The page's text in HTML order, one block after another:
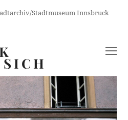
Stadtmuseum Innsbruck